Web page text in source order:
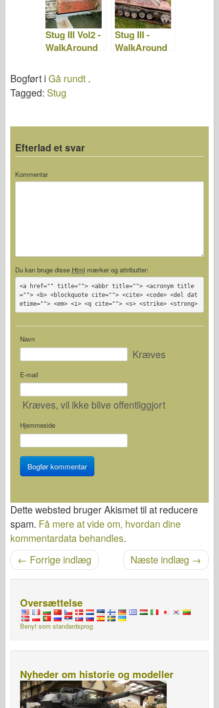
Stug III Vol2 -
WalkAround
Stug III -
WalkAround
Bogført iGå rundt .
Tagged: Stug
Efterlad et svar
Kommentar
Du kan bruge disse Html mærker og attributter:
<a href="" title=""> <abbr title=""> <acronym title
=""> <b> <blockquote cite=""> <cite> <code> <del dat
etime=""> <em> <i> <q cite=""> <s> <strike> <strong>
Navn
Kræves
E-mail
Kræves, vil ikke blive offentliggjort
Hjemmeside
Dette websted bruger Akismet til at reducere
spam. Få mere at vide om, hvordan dine
kommentardata behandles.
Navigation efter post Næste indlæg →
← Forrige indlæg
Oversættelse
Benyt som standardsprog
Nyheder om historie og modeller